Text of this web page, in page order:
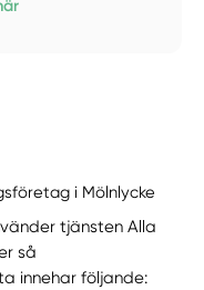
i Mölnlycke
tjänsten Alla
så
innehar följande: